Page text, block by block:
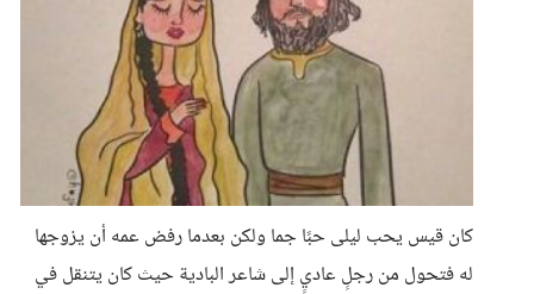
كان قيس يحب ليلى حبًا جما ولكن بعدما رفض عمه أن يزوجها
له فتحول من رجلٍ عاديٍ إلى شاعر البادية حيث كان يتنقل في